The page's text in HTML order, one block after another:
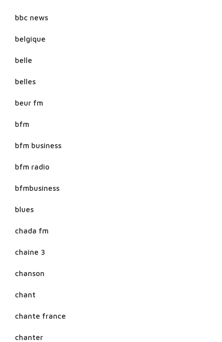
bbc news
belgique
belle
belles
beur fm
bfm
bfm business
bfm radio
bfmbusiness
blues
chada fm
chaine 3
chanson
chant
chante france
chanter